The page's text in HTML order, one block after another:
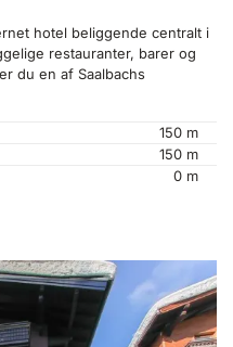
hotel beliggende centralt i
restauranter, barer og
du en af Saalbachs
150 m
150 m
0 m